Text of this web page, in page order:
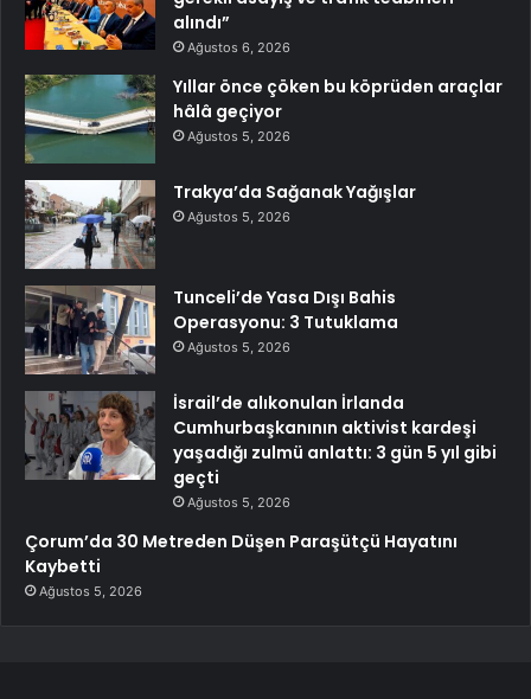
alındı”
Ağustos 6, 2026
Yıllar önce çöken bu köprüden araçlar
hâlâ geçiyor
Ağustos 5, 2026
Trakya’da Sağanak Yağışlar
Ağustos 5, 2026
Tunceli’de Yasa Dışı Bahis
Operasyonu: 3 Tutuklama
Ağustos 5, 2026
İsrail’de alıkonulan İrlanda
Cumhurbaşkanının aktivist kardeşi
yaşadığı zulmü anlattı: 3 gün 5 yıl gibi
geçti
Ağustos 5, 2026
Çorum’da 30 Metreden Düşen Paraşütçü Hayatını
Kaybetti
Ağustos 5, 2026